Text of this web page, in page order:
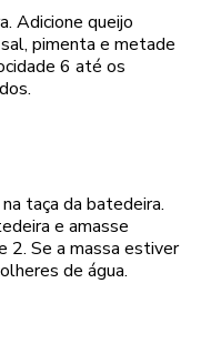
Adicione queijo
pimenta e metade
6 até os
taça da batedeira.
e amasse
2. Se a massa estiver
de água.